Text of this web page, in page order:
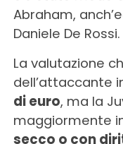
Abraham,
Daniele De Rossi.
La valutazione
dell’attaccante
di euro, ma la
maggiormente
secco o con